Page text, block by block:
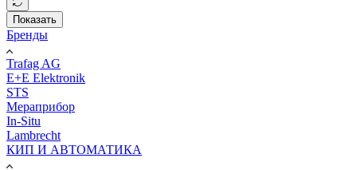
Показать
Бренды
Trafag AG
E+E Elektronik
STS
Мераприбор
In-Situ
Lambrecht
КИП И АВТОМАТИКА